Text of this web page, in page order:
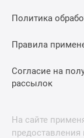
Политика
Правила
Согласие на
рассылок
На сайте